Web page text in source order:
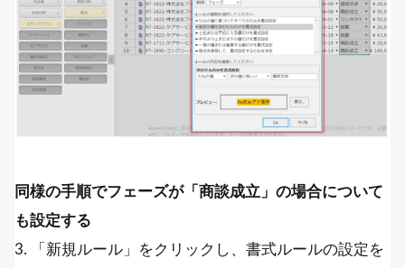
同様の手順でフェーズが「商談成立」の場合について
も設定する
3. 「新規ルール」をクリックし、書式ルールの設定を